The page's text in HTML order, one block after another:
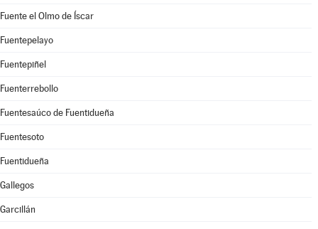
Fuente el Olmo de Íscar
Fuentepelayo
Fuentepiñel
Fuenterrebollo
Fuentesaúco de Fuentidueña
Fuentesoto
Fuentidueña
Gallegos
Garcillán